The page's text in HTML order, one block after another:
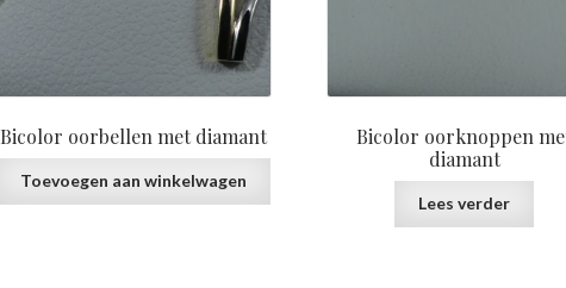
Bicolor oorbellen met diamant
Toevoegen aan winkelwagen
Bicolor oorknoppen
diamant
Lees verder